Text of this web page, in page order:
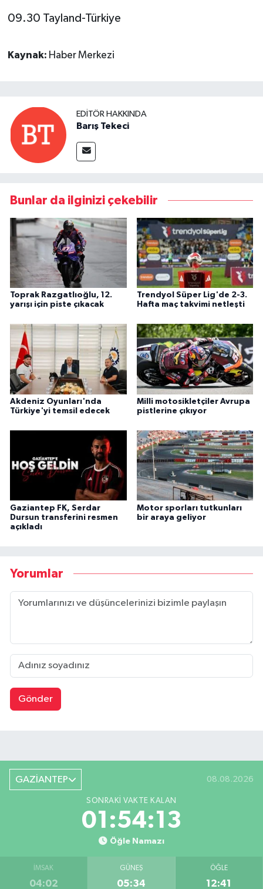
09.30 Tayland-Türkiye
Kaynak: Haber Merkezi
EDITÖR HAKKINDA
Barış Tekeci
Bunlar da ilginizi çekebilir
Toprak Razgatlıoğlu, 12.
yarışı için piste çıkacak
Trendyol Süper Lig'de 2-3.
Hafta maç takvimi netleşti
Akdeniz Oyunları'nda
Türkiye'yi temsil edecek
Milli motosikletçiler Avrupa
pistlerine çıkıyor
Gaziantep FK, Serdar
Dursun transferini resmen
açıkladı
Motor sporları tutkunları
bir araya geliyor
Yorumlar
Gönder
GAZİANTEP 08.08.2026
SONRAKI VAKTE KALAN
01:54:12
Öğle Namazı
İMSAK
04:02
GÜNEŞ
05:34
ÖĞLE
12:41